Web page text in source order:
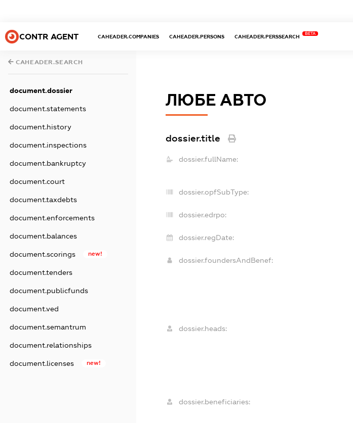
CONTR AGENT CAHEADER.COMPANIES CAHEADER.PERSONS CAHEADER.PERSSEARCH
BETA
CAHEADER.SEARCH
document.dossier
document.statements
document.history
document.inspections
document.bankruptcy
document.court
document.taxdebts
document.enforcements
document.balances
document.scorings new!
document.tenders
document.publicfunds
document.ved
document.semantrum
document.relationships
document.licenses new!
ЛЮБЕ АВТО
dossier.title
dossier.fullName:
dossier.opfSubType:
dossier.edrpo:
dossier.regDate:
dossier.foundersAndBenef:
dossier.heads:
dossier.beneficiaries: